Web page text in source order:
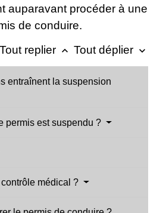
auparavant procéder à une
de conduire.
Tout replier keyboard_arrow_up Tout déplier keyboard_arrow_down
entraînent la suspension
permis est suspendu ?
médical ?